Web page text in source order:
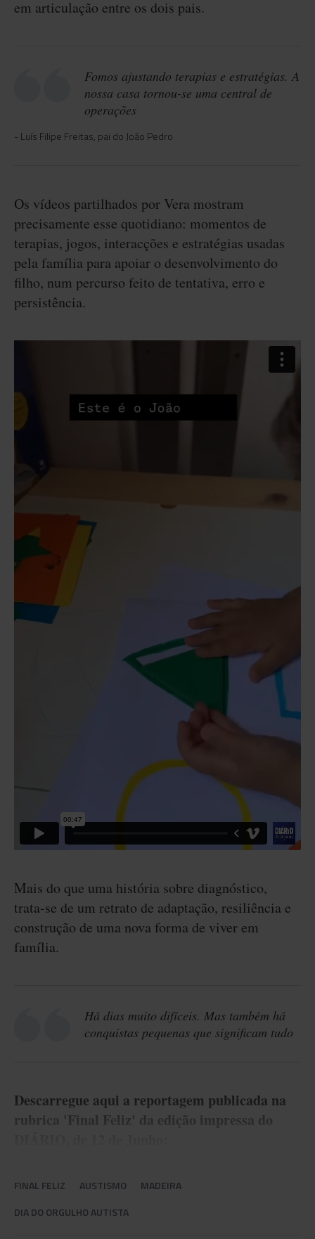
em articulação entre os dois pais.
Fomos ajustando terapias e estratégias. A
nossa casa tornou-se uma central de
operações
Luís Filipe Freitas, pai do João Pedro
Os vídeos partilhados por Vera mostram
precisamente esse quotidiano: momentos de
terapias, jogos, interacções e estratégias usadas
pela família para apoiar o desenvolvimento do
filho, num percurso feito de tentativa, erro e
persistência.
Mais do que uma história sobre diagnóstico,
trata-se de um retrato de adaptação, resiliência e
construção de uma nova forma de viver em
família.
Há dias muito difíceis. Mas também há
conquistas pequenas que significam tudo
Descarregue aqui a reportagem publicada na
rubrica 'Final Feliz' da edição impressa do
FINAL FELIZ AUSTISMO
MADEIRA
DIA DO ORGULHO AUTISTA